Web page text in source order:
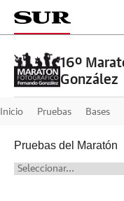
16º
González
Inicio Pruebas Bases
Pruebas del Maratón